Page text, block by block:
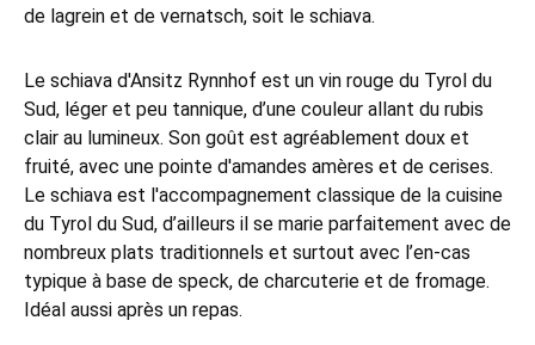
de lagrein et de vernatsch, soit le schiava.
Le schiava d'Ansitz Rynnhof est un vin rouge du Tyrol du
Sud, léger et peu tannique, d’une couleur allant du rubis
clair au lumineux. Son goût est agréablement doux et
fruité, avec une pointe d'amandes amères et de cerises.
Le schiava est l'accompagnement classique de la cuisine
du Tyrol du Sud, d’ailleurs il se marie parfaitement avec de
nombreux plats traditionnels et surtout avec l’en-cas
typique à base de speck, de charcuterie et de fromage.
Idéal aussi après un repas.